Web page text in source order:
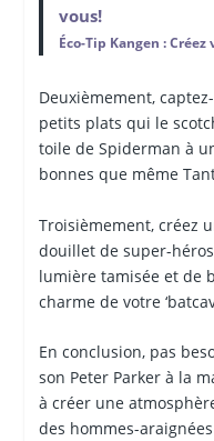
vous!
Éco-Tip Kangen :
Deuxièmement,
petits plats qui le
toile de Spiderman à
bonnes que même
Troisièmement, créez
douillet de super-
lumière tamisée et de
charme de votre
En conclusion, pas
son Peter Parker à la
à créer une
des hommes-